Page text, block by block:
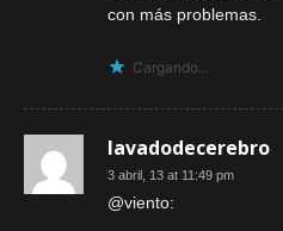
con más problemas.
Cargando...
lavadodecerebro
3 abril, 13 at 11:49 pm
@viento: